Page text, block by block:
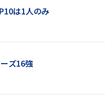
は1人のみ
ズ16強